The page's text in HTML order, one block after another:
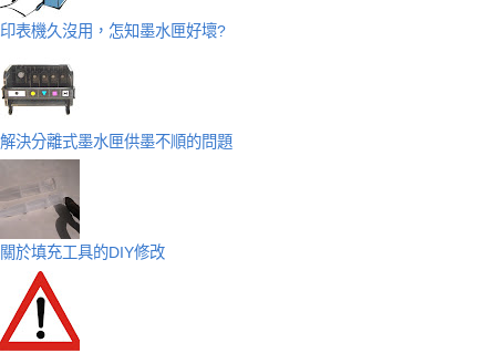
印表機久沒用，怎知墨水匣好壞?
解決分離式墨水匣供墨不順的問題
關於填充工具的DIY修改